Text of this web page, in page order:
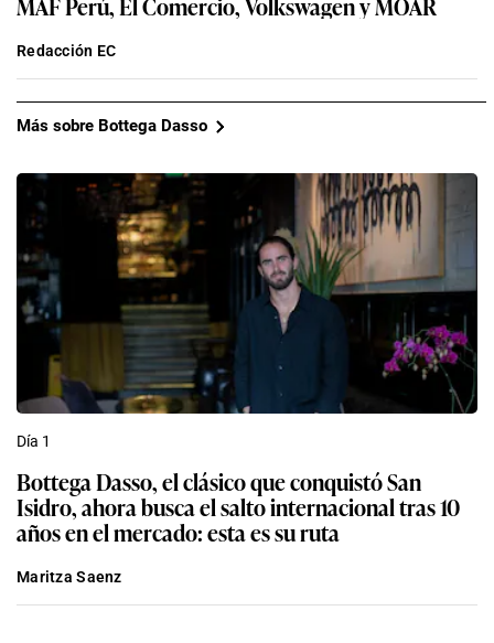
Redacción EC
Más sobre Bottega Dasso
Día 1
Bottega Dasso, el clásico que conquistó San
Isidro, ahora busca el salto internacional tras 10
años en el mercado: esta es su ruta
Maritza Saenz